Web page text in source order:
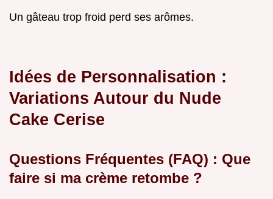
Un gâteau trop froid perd ses arômes.
Idées de Personnalisation :
Variations Autour du Nude
Cake Cerise
Questions Fréquentes (FAQ) : Que
faire si ma crème retombe ?